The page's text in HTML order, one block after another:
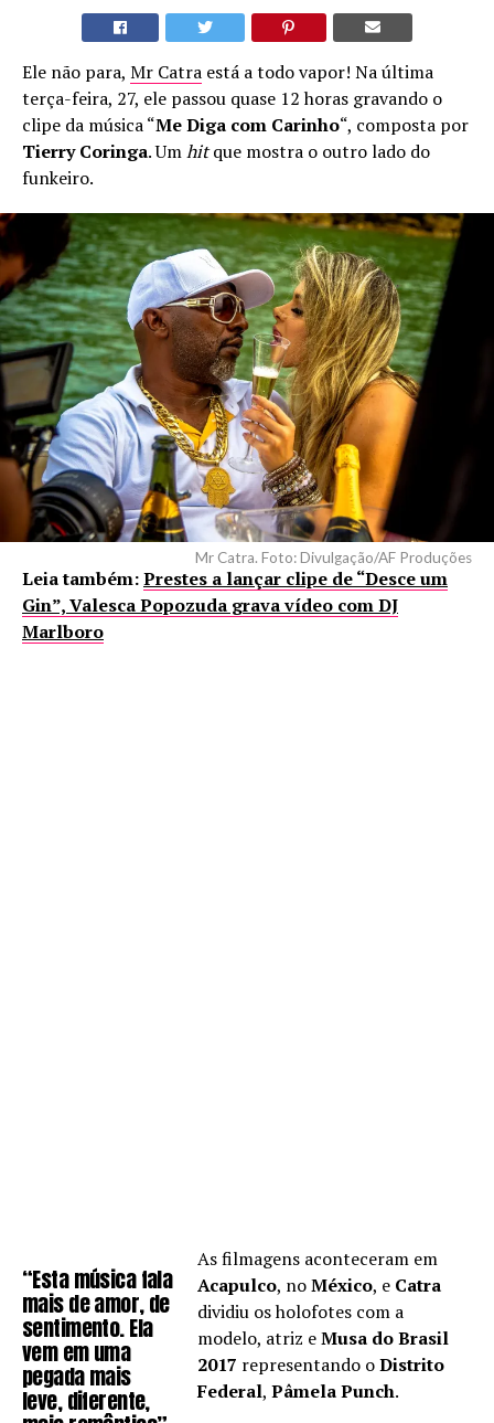
Ele não para, Mr Catra está a todo vapor! Na última
terça-feira, 27, ele passou quase 12 horas gravando o
clipe da música “Me Diga com Carinho“, composta por
Tierry Coringa. Umhitque mostra o outro lado do
funkeiro.
Mr Catra. Foto: Divulgação/AF Produções
Leia também:Prestes a lançar clipe de “Desce um
Gin”, Valesca Popozuda grava vídeo com DJ
Marlboro
“Esta música fala
mais de amor, de
sentimento. Ela
vem em uma
pegada mais
leve, diferente,
As filmagens aconteceram em
Acapulco, noMéxico, e Catra
dividiu os holofotes com a
modelo, atriz eMusa do Brasil
2017 representando oDistrito
Federal,Pâmela Punch.